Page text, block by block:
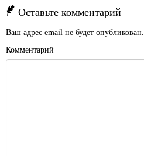
Оставьте комментарий
Ваш адрес email не будет опубликован.
Комментарий